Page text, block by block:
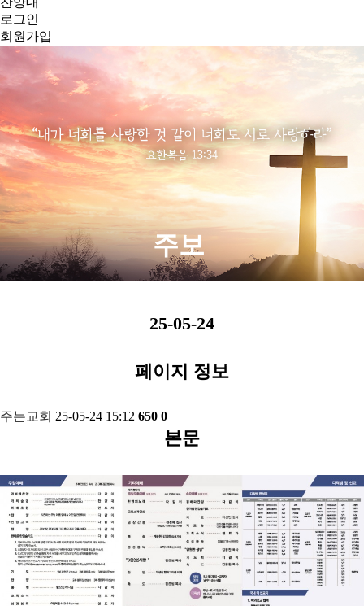
로그인
회원가입
주보
25-05-24
페이지 정보
주는교회 25-05-24 15:12 650 0
본문